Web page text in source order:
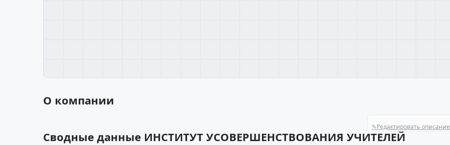
О компании
✎Редактировать описание
Сводные данные ИНСТИТУТ УСОВЕРШЕНСТВОВАНИЯ УЧИТЕЛЕЙ